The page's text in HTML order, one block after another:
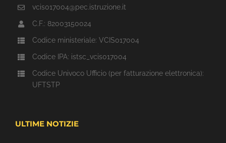
vcis017004@pec.istruzione.it
C.F.: 82003150024
Codice ministeriale: VCIS017004
Codice IPA: istsc_vcis017004
Codice Univoco Ufficio (per fatturazione elettronica):
UFTSTP
ULTIME NOTIZIE